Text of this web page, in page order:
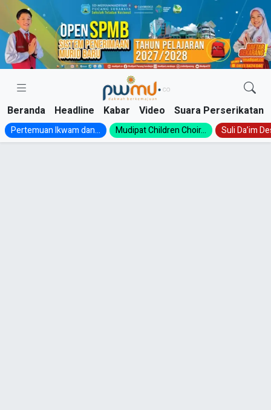
Skip
content
Beranda Headline Kabar Video Suara Perserikatan
Pertemuan Ikwam dan... Mudipat Children Choir... Suli Da’im